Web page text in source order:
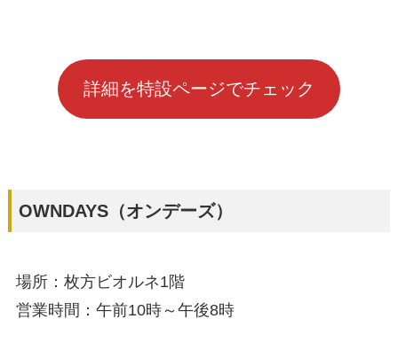
詳細を特設ページでチェック
OWNDAYS（オンデーズ）
場所：枚方ビオルネ1階
営業時間：午前10時～午後8時